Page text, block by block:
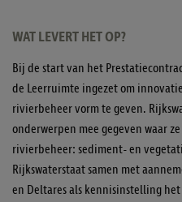
WAT LEVERT HET OP?
Bij de start van het
de Leerruimte ingezet om
rivierbeheer vorm te geven.
onderwerpen mee gegeven waar
rivierbeheer: sediment- en
Rijkswaterstaat samen met
en Deltares als kennisinstelling